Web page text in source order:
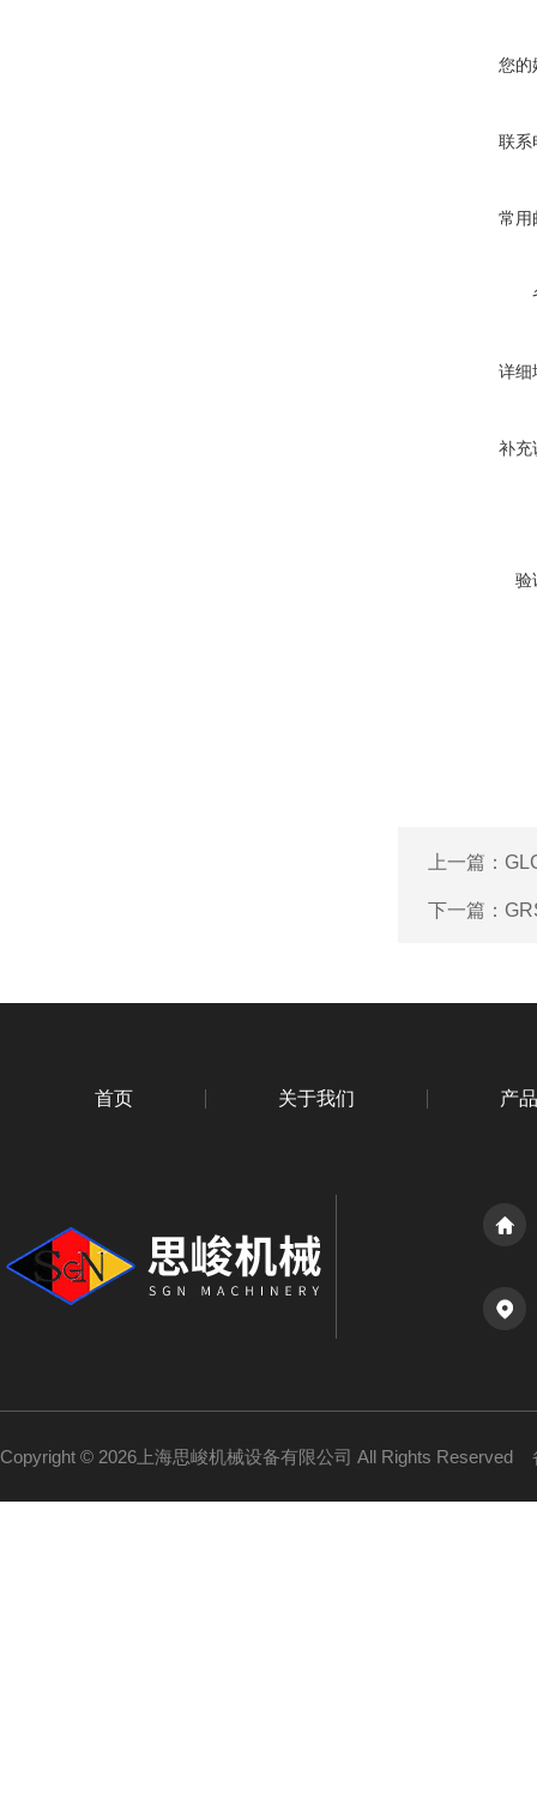
您的
联系
常用
详细
补充
验
上一篇：
下一篇：
首页 关于我们 产
Copyright © 2026上海思峻机械设备有限公司 All Rights Reserved